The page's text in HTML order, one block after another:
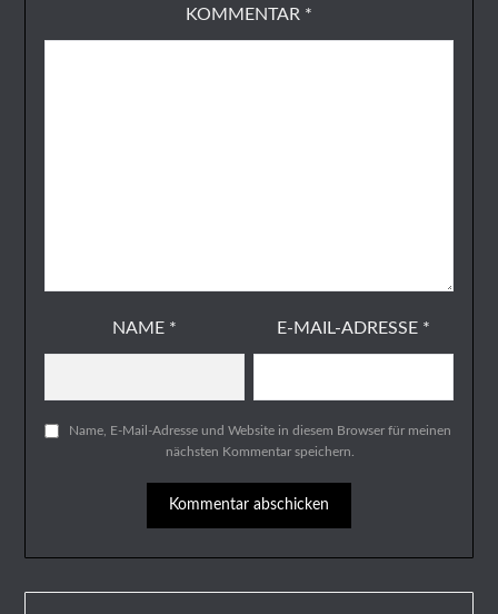
KOMMENTAR *
NAME * E-MAIL-ADRESSE *
Name, E-Mail-Adresse und Website in diesem Browser für meinen
nächsten Kommentar speichern.